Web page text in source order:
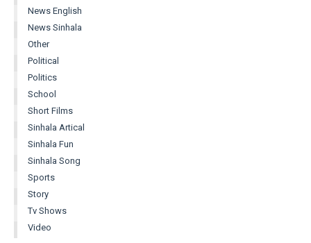
News English
News Sinhala
Other
Political
Politics
School
Short Films
Sinhala Artical
Sinhala Fun
Sinhala Song
Sports
Story
Tv Shows
Video